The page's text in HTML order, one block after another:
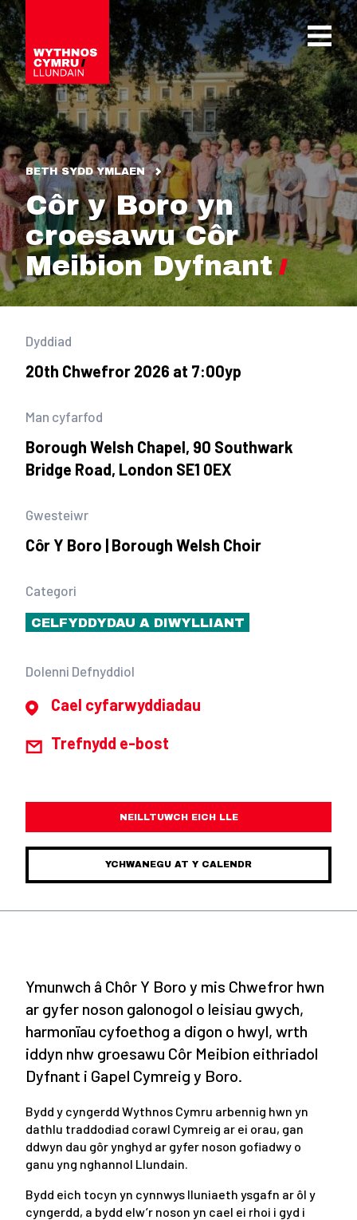
OPEN
BETH SYDD YMLAEN
Côr y Boro yn
croesawu Côr
Meibion Dyfnant
Dyddiad
20th Chwefror 2026 at 7:00yp
Man cyfarfod
Borough Welsh Chapel, 90 Southwark
Bridge Road, London SE1 0EX
Gwesteiwr
Côr Y Boro | Borough Welsh Choir
Categori
CELFYDDYDAU A DIWYLLIANT
Dolenni Defnyddiol
Cael cyfarwyddiadau
Trefnydd e-bost
NEILLTUWCH EICH LLE
YCHWANEGU AT Y CALENDR
Ymunwch â Chôr Y Boro y mis Chwefror hwn
ar gyfer noson galonogol o leisiau gwych,
harmonïau cyfoethog a digon o hwyl, wrth
iddyn nhw groesawu Côr Meibion eithriadol
Dyfnant i Gapel Cymreig y Boro.
Bydd y cyngerdd Wythnos Cymru arbennig hwn yn
dathlu traddodiad corawl Cymreig ar ei orau, gan
ddwyn dau gôr ynghyd ar gyfer noson gofiadwy o
ganu yng nghannol Llundain.
Bydd eich tocyn yn cynnwys lluniaeth ysgafn ar ôl y
cyngerdd, a bydd elw’r noson yn cael ei rhoi i gyd i